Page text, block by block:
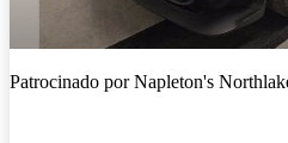
Patrocinado porNapleton's